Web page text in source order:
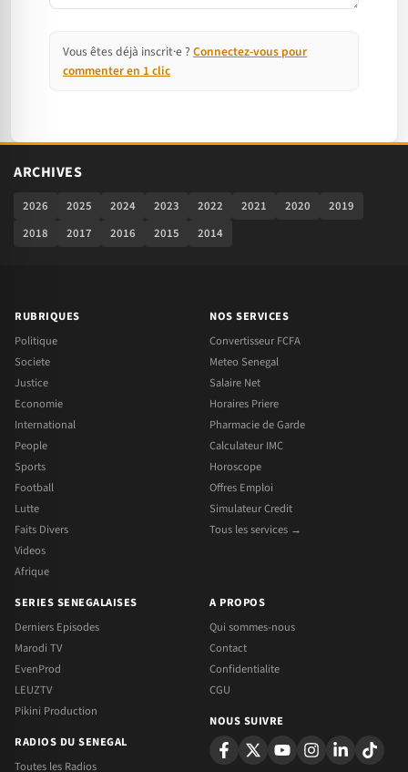
Vous êtes déjà inscrit·e ? Connectez-vous pour
commenter en 1 clic
ARCHIVES
2026 2025 2024 2023 2022 2021 2020
2019
2018
2017 2016 2015 2014
RUBRIQUES
Politique
Societe
Justice
Economie
International
People
Sports
Football
Lutte
Faits Divers
Videos
Afrique
NOS SERVICES
Convertisseur FCFA
Meteo Senegal
Salaire Net
Horaires Priere
Pharmacie de Garde
Calculateur IMC
Horoscope
Offres Emploi
Simulateur Credit
Tous les services →
SERIES SENEGALAISES
Derniers Episodes
Marodi TV
EvenProd
LEUZTV
Pikini Production
RADIOS DU SENEGAL
Toutes les Radios
A PROPOS
Qui sommes-nous
Contact
Confidentialite
CGU
NOUS SUIVRE